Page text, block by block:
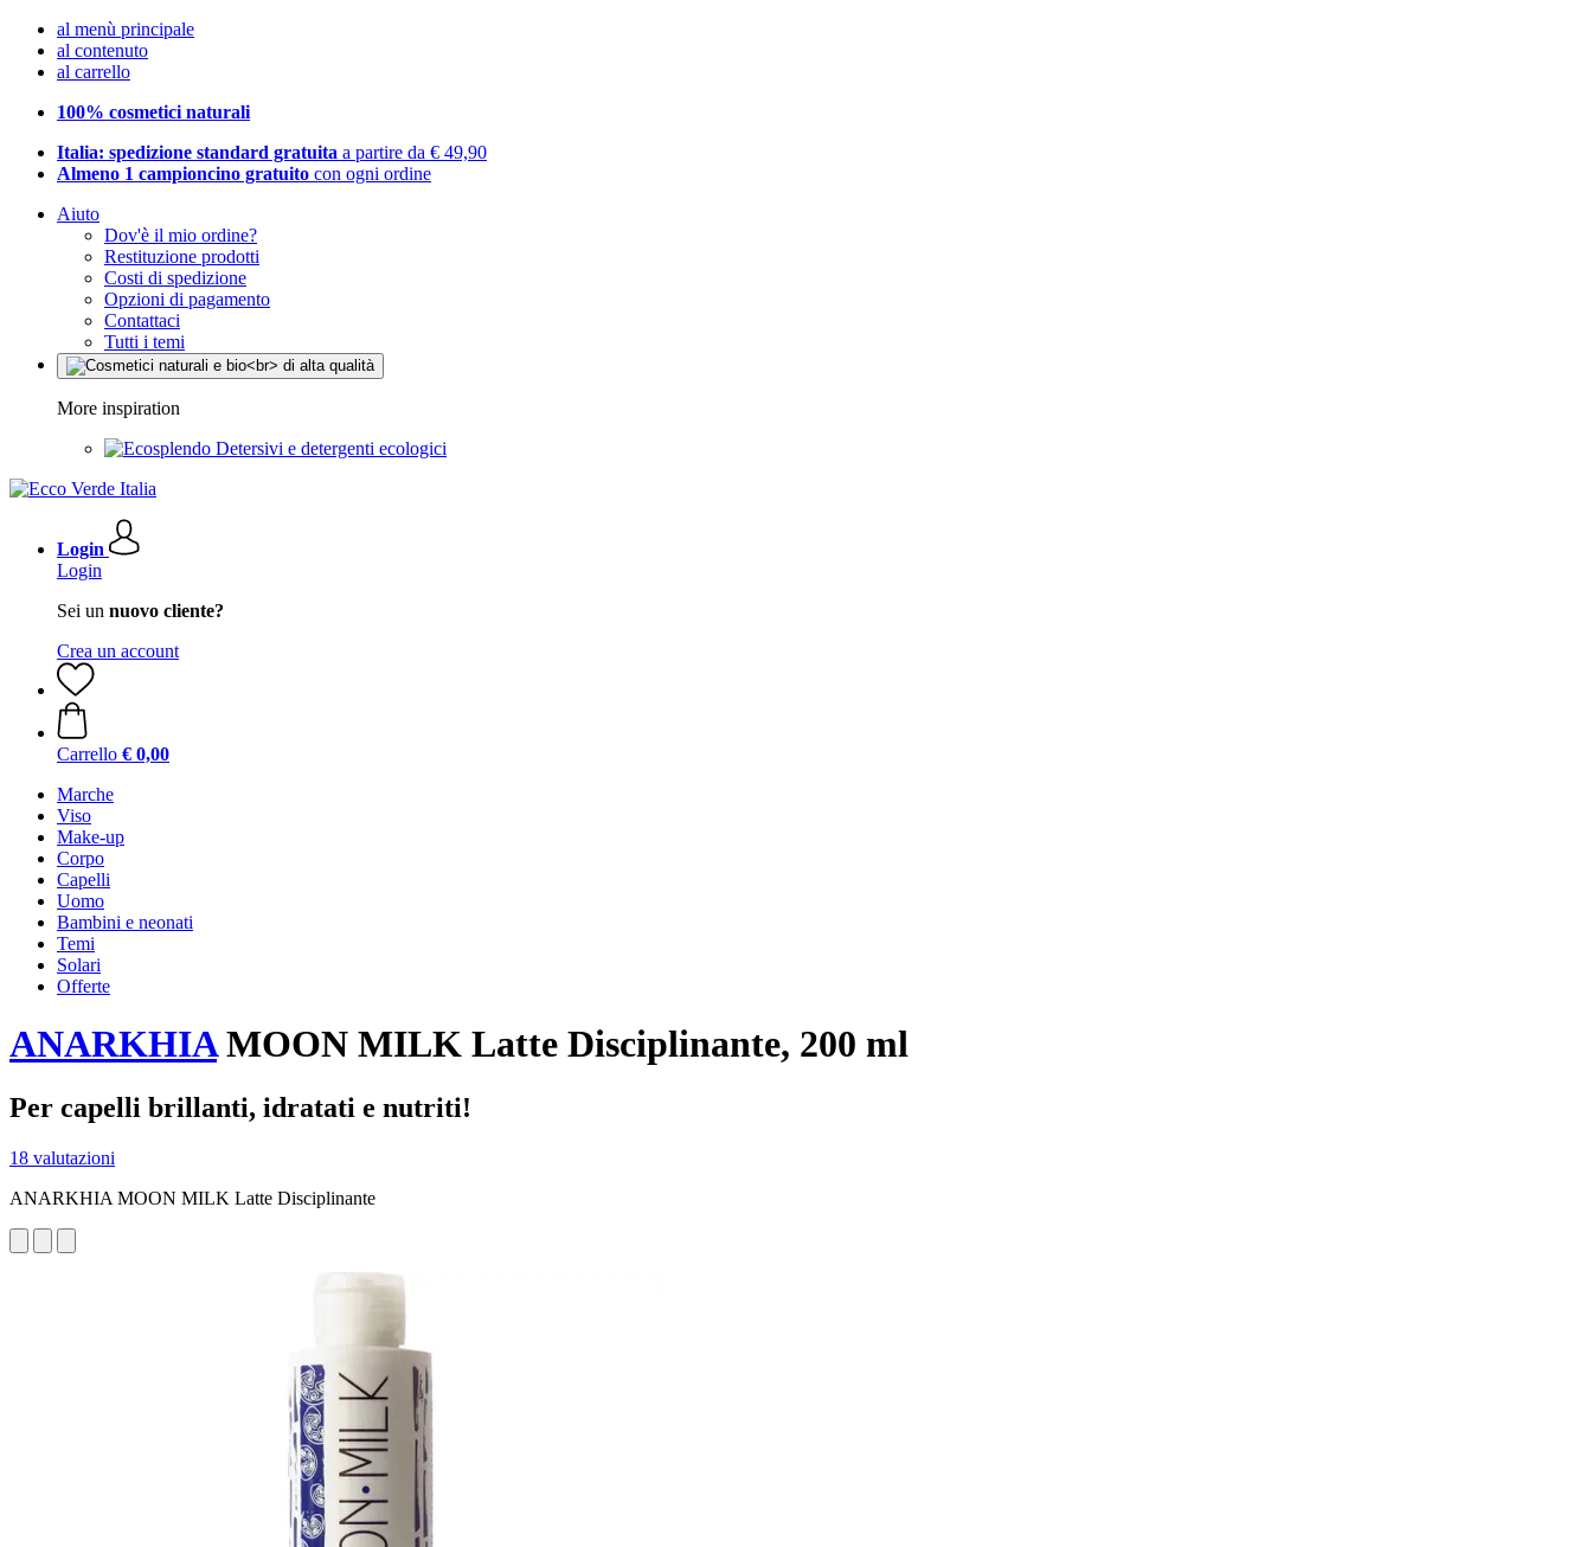
al menù principale
al contenuto
al carrello
100% cosmetici naturali
Italia: spedizione standard gratuita a partire da € 49,90
Almeno 1 campioncino gratuito con ogni ordine
Aiuto
Dov'è il mio ordine?
Restituzione prodotti
Costi di spedizione
Opzioni di pagamento
Contattaci
Tutti i temi
More inspiration
Detersivi e detergenti ecologici
Login
Login
Sei un nuovo cliente?
Crea un account
Carrello € 0,00
Marche
Viso
Make-up
Corpo
Capelli
Uomo
Bambini e neonati
Temi
Solari
Offerte
ANARKHIAMOON MILK Latte Disciplinante, 200 ml
Per capelli brillanti, idratati e nutriti!
18 valutazioni
ANARKHIA MOON MILK Latte Disciplinante